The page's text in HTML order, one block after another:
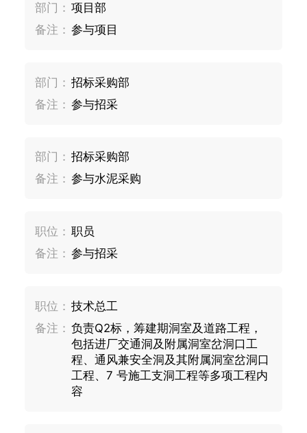
部门： 项目部
备注： 参与项目
部门： 招标采购部
备注： 参与招采
部门： 招标采购部
备注： 参与水泥采购
职位： 职员
备注： 参与招采
职位： 技术总工
备注： 负责Q2标，筹建期洞室及道路工程，
包括进厂交通洞及附属洞室岔洞口工
程、通风兼安全洞及其附属洞室岔洞口
工程、7 号施工支洞工程等多项工程内
容